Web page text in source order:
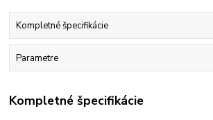
Kompletné špecifikácie
Parametre
Kompletné špecifikácie